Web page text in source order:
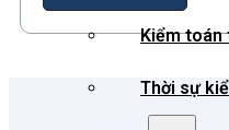
Kiểm toán
Thời sự